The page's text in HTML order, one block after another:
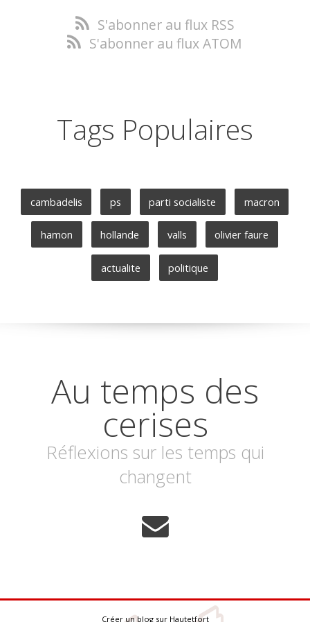
S'abonner au flux RSS
S'abonner au flux ATOM
Tags Populaires
cambadelis ps parti socialiste macron
hamon hollande valls olivier faure
actualite politique
Au temps des
cerises
Réflexions sur les temps qui
changent
Créer un blogsur Hautetfort